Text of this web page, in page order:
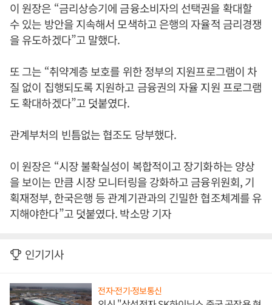
이 원장은 “금리상승기에 금융소비자의 선택권을 확대할
수 있는 방안을 지속해서 모색하고 은행의 자율적 금리경쟁
을 유도하겠다”고 말했다.
또 그는 “취약계층 보호를 위한 정부의 지원프로그램이 차
질 없이 집행되도록 지원하고 금융권의 자율 지원 프로그램
도 확대하겠다”고 덧붙였다.
관계부처의 빈틈없는 협조도 당부했다.
이 원장은 “시장 불확실성이 복합적이고 장기화하는 양상
을 보이는 만큼 시장 모니터링을 강화하고 금융위원회, 기
획재정부, 한국은행 등 관계기관과의 긴밀한 협조체계를 유
지해야한다”고 덧붙였다. 박소망 기자
인기기사
전자·전기·정보통신